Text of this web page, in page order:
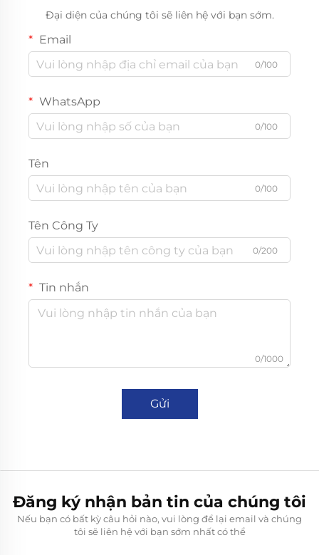
Đại diện của chúng tôi sẽ liên hệ với bạn sớm.
Email
0/100
WhatsApp
0/100
Tên
0/100
Tên Công Ty
0/200
Tin nhắn
0/1000
Gửi
Đăng ký nhận bản tin của chúng tôi
Nếu bạn có bất kỳ câu hỏi nào, vui lòng để lại email và chúng
tôi sẽ liên hệ với bạn sớm nhất có thể